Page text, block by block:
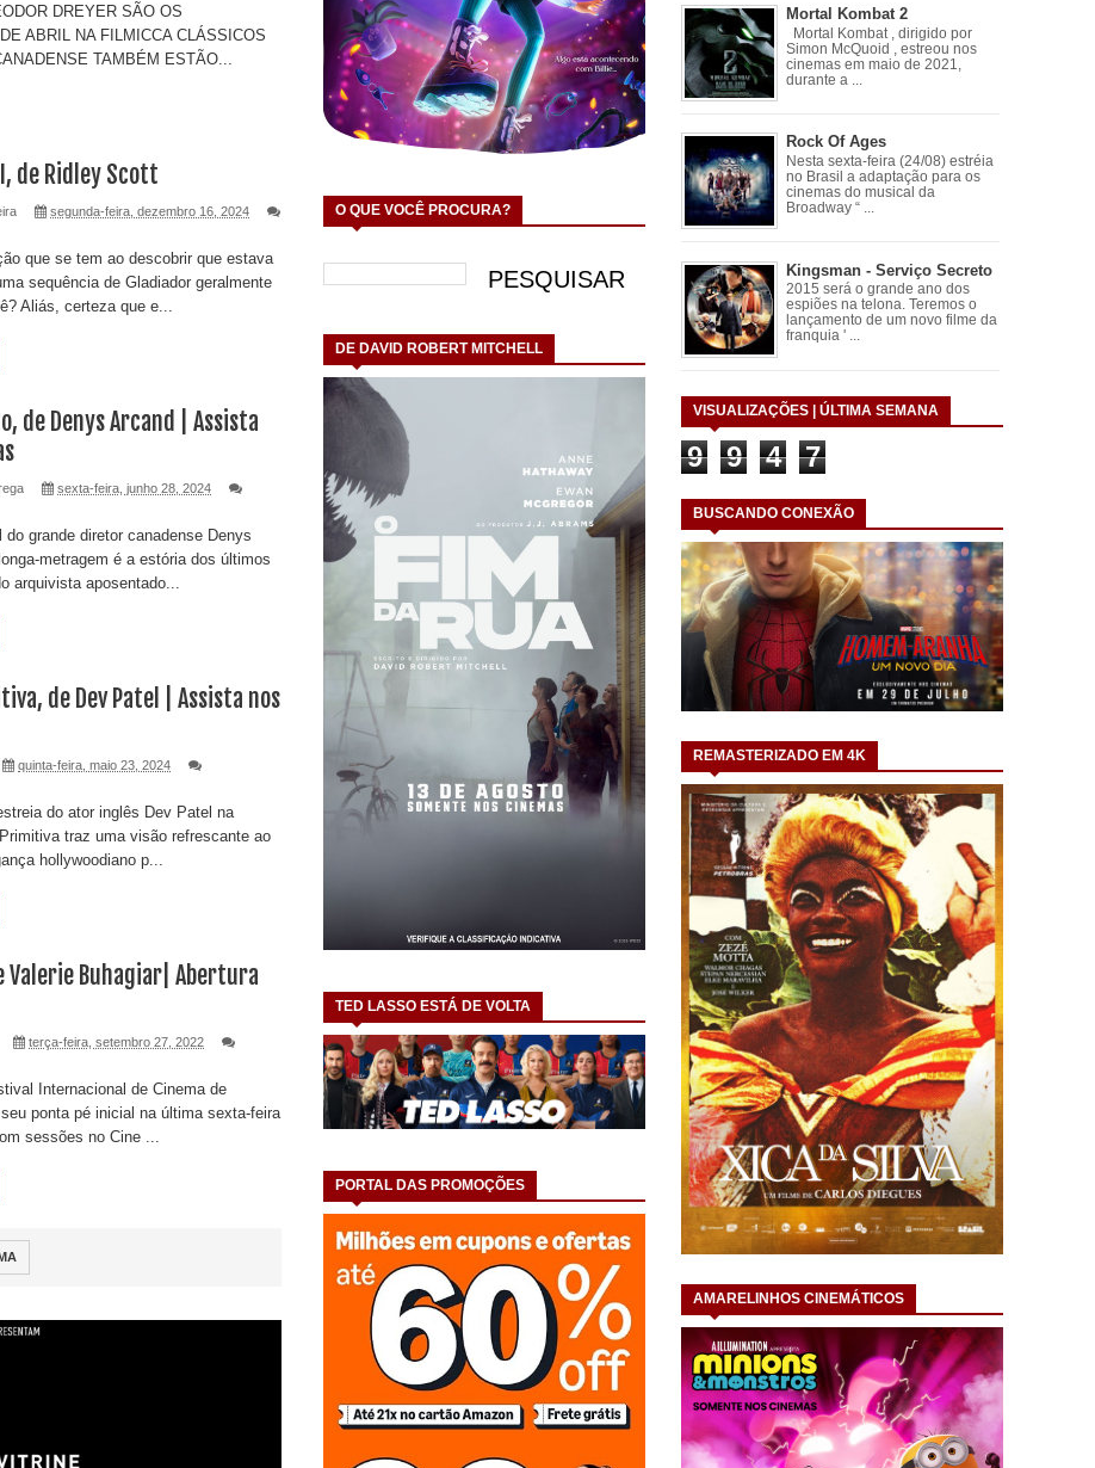
O QUE VOCÊ PROCURA?
DE DAVID ROBERT MITCHELL
TED LASSO ESTÁ DE VOLTA
PORTAL DAS PROMOÇÕES
DREYER SÃO OS
ABRIL NA FILMICCA CLÁSSICOS
TAMBÉM ESTÃO...
de Ridley Scott
segunda-feira, dezembro 16, 2024
que se tem ao descobrir que estava
sequência de Gladiador geralmente
Aliás, certeza que e...
de Denys Arcand | Assista
sexta-feira, junho 28, 2024
do grande diretor canadense Denys
metragem é a estória dos últimos
arquivista aposentado...
de Dev Patel | Assista nos
quinta-feira, maio 23, 2024
do ator inglês Dev Patel na
traz uma visão refrescante ao
hollywoodiano p...
Valerie Buhagiar| Abertura
terça-feira, setembro 27, 2022
Internacional de Cinema de
ponta pé inicial na última sexta-feira
sessões no Cine ...
Mortal Kombat 2
Mortal Kombat , dirigido por
Simon McQuoid , estreou nos
cinemas em maio de 2021,
durante a ...
Rock Of Ages
Nesta sexta-feira (24/08) estréia
no Brasil a adaptação para os
cinemas do musical da
Broadway “ ...
Kingsman - Serviço Secreto
2015 será o grande ano dos
espiões na telona. Teremos o
lançamento de um novo filme da
franquia ' ...
VISUALIZAÇÕES | ÚLTIMA SEMANA
9 9 4 7
BUSCANDO CONEXÃO
REMASTERIZADO EM 4K
AMARELINHOS CINEMÁTICOS